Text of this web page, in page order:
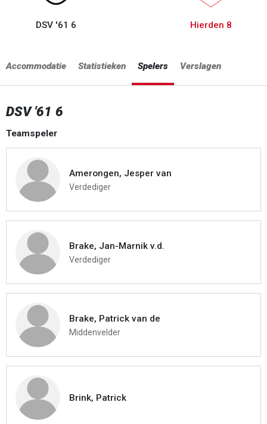
DSV '61 6 Hierden 8
Accommodatie Statistieken Spelers Verslagen
DSV '61 6
Teamspeler
Amerongen, Jesper van
Verdediger
Brake, Jan-Marnik v.d.
Verdediger
Brake, Patrick van de
Middenvelder
Brink, Patrick